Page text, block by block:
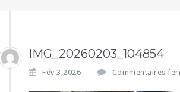
IMG_20260203_104854
Fév 3,2026 Commentaires